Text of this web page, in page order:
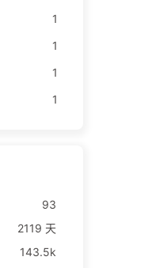
1
1
1
1
93
2119 天
143.5k